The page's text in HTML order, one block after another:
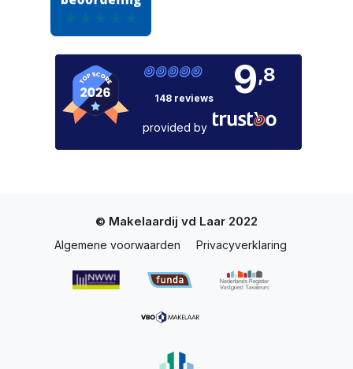
148 reviews 9,8
provided by
© Makelaardij vd Laar 2022
Algemene voorwaarden Privacyverklaring